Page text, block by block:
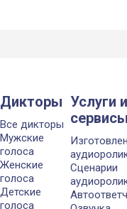
Дикторы
Все дикторы
Мужские
голоса
Женские
голоса
Детские
голоса
Услуги и
сервисы
Сценарии